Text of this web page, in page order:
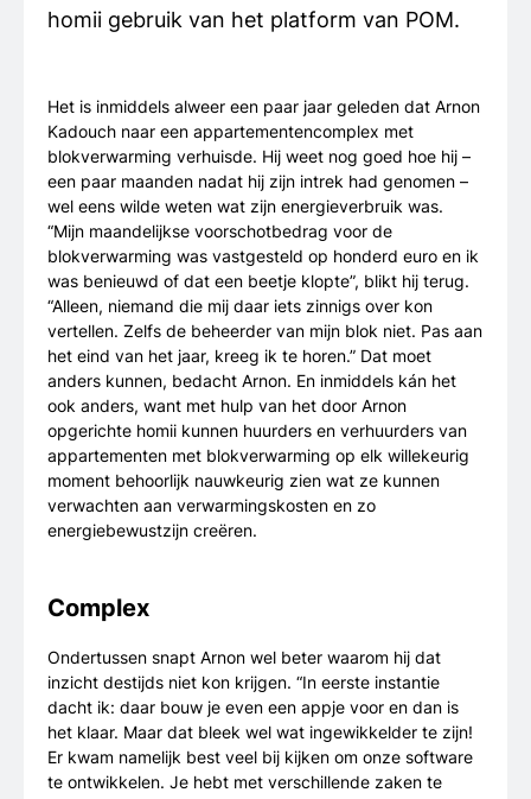
homii gebruik van het platform van POM.
Het is inmiddels alweer een paar jaar geleden dat Arnon
Kadouch naar een appartementencomplex met
blokverwarming verhuisde. Hij weet nog goed hoe hij –
een paar maanden nadat hij zijn intrek had genomen –
wel eens wilde weten wat zijn energieverbruik was.
“Mijn maandelijkse voorschotbedrag voor de
blokverwarming was vastgesteld op honderd euro en ik
was benieuwd of dat een beetje klopte”, blikt hij terug.
“Alleen, niemand die mij daar iets zinnigs over kon
vertellen. Zelfs de beheerder van mijn blok niet. Pas aan
het eind van het jaar, kreeg ik te horen.” Dat moet
anders kunnen, bedacht Arnon. En inmiddels kán het
ook anders, want met hulp van het door Arnon
opgerichte homii kunnen huurders en verhuurders van
appartementen met blokverwarming op elk willekeurig
moment behoorlijk nauwkeurig zien wat ze kunnen
verwachten aan verwarmingskosten en zo
energiebewustzijn creëren.
Complex
Ondertussen snapt Arnon wel beter waarom hij dat
inzicht destijds niet kon krijgen. “In eerste instantie
dacht ik: daar bouw je even een appje voor en dan is
het klaar. Maar dat bleek wel wat ingewikkelder te zijn!
Er kwam namelijk best veel bij kijken om onze software
te ontwikkelen. Je hebt met verschillende zaken te